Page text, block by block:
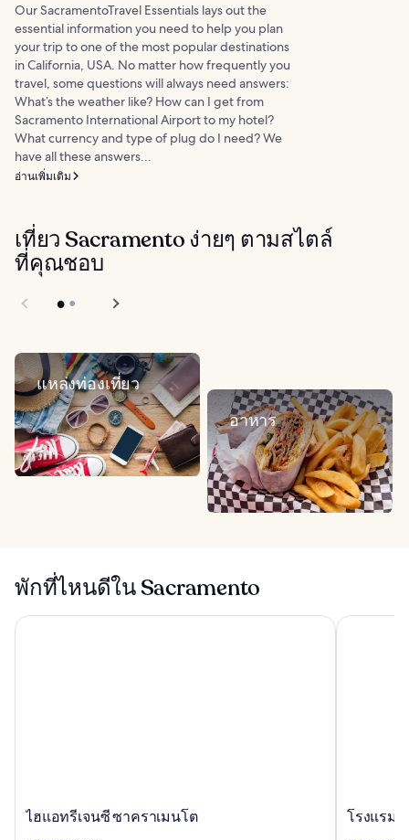
Our SacramentoTravel Essentials lays out the
essential information you need to help you plan
your trip to one of the most popular destinations
in California, USA. No matter how frequently you
travel, some questions will always need answers:
What’s the weather like? How can I get from
Sacramento International Airport to my hotel?
What currency and type of plug do I need? We
have all these answers...
อ่านเพิ่มเติม
เที่ยว Sacramento ง่ายๆ ตามสไตล์
ที่คุณชอบ
แหล่งท่องเที่ยว
อาหาร
พักที่ไหนดีใน Sacramento
ไฮ
ไฮแอทรีเจนซี ซาคราเมนโต
ไฮแอทรีเจนซี ซาคราเมนโต
โรง
โรงแรม
โรงแรมกัฟ